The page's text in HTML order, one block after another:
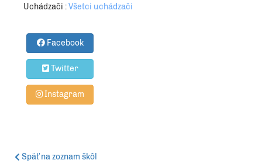
Uchádzači :Všetci uchádzači
Facebook
Twitter
Instagram
Späť na zoznam škôl